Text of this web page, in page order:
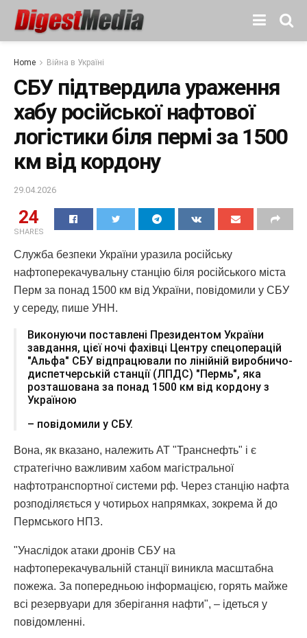
Home Війна в Україні
СБУ підтвердила ураження
хабу російської нафтової
логістики біля пермі за 1500
км від кордону
29.04.2026
24
SHARES
Служба безпеки України уразила російську
нафтоперекачувальну станцію біля російського міста
Перм за понад 1500 км від України, повідомили у СБУ
у середу, пише УНН.
Виконуючи поставлені Президентом України
завдання, цієї ночі фахівці Центру спецоперацій
"Альфа" СБУ відпрацювали по лінійній виробничо-
диспетчерській станції (ЛПДС) "Пермь", яка
розташована за понад 1500 км від кордону з
Україною
– повідомили у СБУ.
Вона, як вказано, належить АТ "Транснефть" і є
стратегічно важливим хабом магістральної
нафтотранспортної системи рф. Через станцію нафта
розподіляється у чотирьох напрямках, зокрема й до
Пермського НПЗ.
"Унаслідок атаки дронів СБУ на
нафтоперекачувальній станції виникла масштабна
пожежа. За попередньою інформацією, горять майже
всі резервуари для зберігання нафти", – ідеться у
повідомленні.